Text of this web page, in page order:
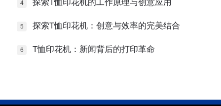
探索T恤印花机的工作原理与创意应用
探索T恤印花机：创意与效率的完美结合
T恤印花机：新闻背后的打印革命